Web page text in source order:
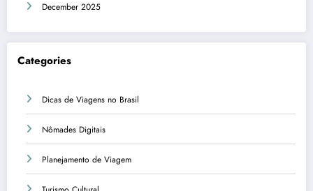
December 2025
Categories
Dicas de Viagens no Brasil
Nômades Digitais
Planejamento de Viagem